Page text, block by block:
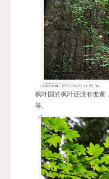
枫叶国的枫叶还没有变黄
等。